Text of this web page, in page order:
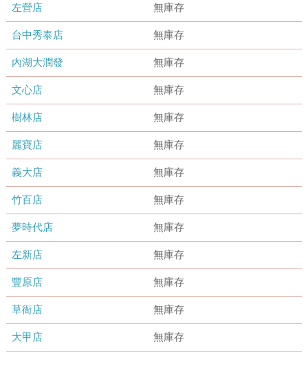
左營店 無庫存
台中秀泰店 無庫存
內湖大潤發 無庫存
文心店 無庫存
樹林店 無庫存
麗寶店 無庫存
義大店 無庫存
竹百店 無庫存
夢時代店 無庫存
左新店 無庫存
豐原店 無庫存
草衙店 無庫存
大甲店 無庫存